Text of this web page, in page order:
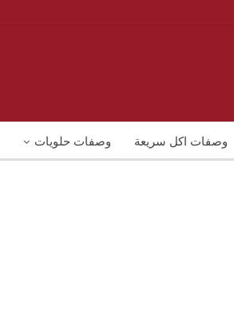
وصفات اكل سريعة وصفات حلويات